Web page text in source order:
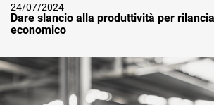
24/07/2024
Dare slancio alla produttività per
economico